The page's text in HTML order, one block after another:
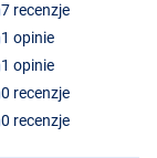
7 recenzje
1 opinie
1 opinie
0 recenzje
0 recenzje